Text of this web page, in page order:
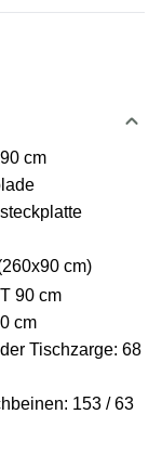
cm
cm)
90 cm
cm
Tischzarge: 68
153 / 63